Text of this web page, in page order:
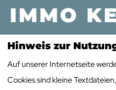
Hinweis zur
Auf unserer Internetseite
Cookies sind kleine